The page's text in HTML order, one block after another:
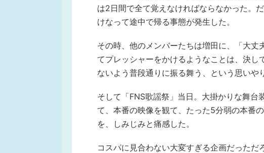
は2日間で全て覚えなければならなかった。
けなって途中で帰る事態が発生した。
その時、他のメンバーたちは増田に、「大
てプレッシャーをかけるようなことは、決
ないよう普段通りに振る舞う、という思いや
そして「FNS歌謡祭」当日。大掛かりな舞
て、本番の映像を観て、たった5分弱の本番
を、しみじみと痛感した。
コスパに見合わない大変すぎる企画だった